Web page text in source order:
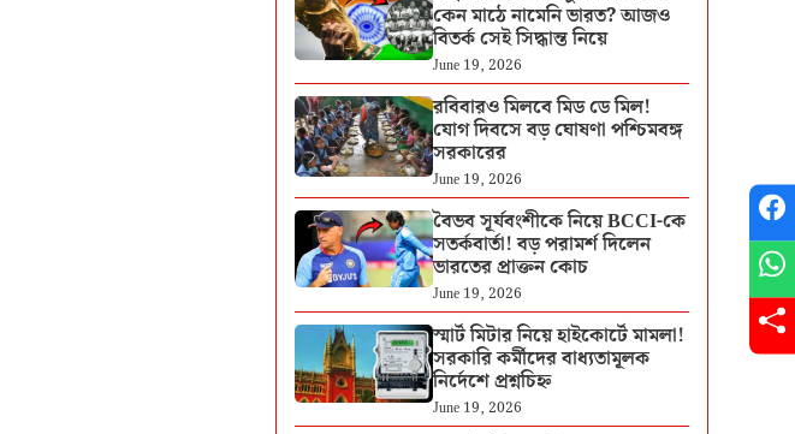
কেন মাঠে নামেনি ভারত? আজও
বিতর্ক সেই সিদ্ধান্ত নিয়ে
June 19, 2026
রবিবারও মিলবে মিড ডে মিল!
যোগ দিবসে বড় ঘোষণা পশ্চিমবঙ্গ
সরকারের
June 19, 2026
বৈভব সূর্যবংশীকে নিয়ে BCCI-কে
সতর্কবার্তা! বড় পরামর্শ দিলেন
ভারতের প্রাক্তন কোচ
June 19, 2026
স্মার্ট মিটার নিয়ে হাইকোর্টে মামলা!
সরকারি কর্মীদের বাধ্যতামূলক
নির্দেশে প্রশ্নচিহ্ন
June 19, 2026